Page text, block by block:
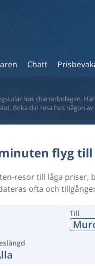
Chatt
hos charterbolagen.
Boka din resa hos någon
flyg
resor till låga priser,
ofta och
Till